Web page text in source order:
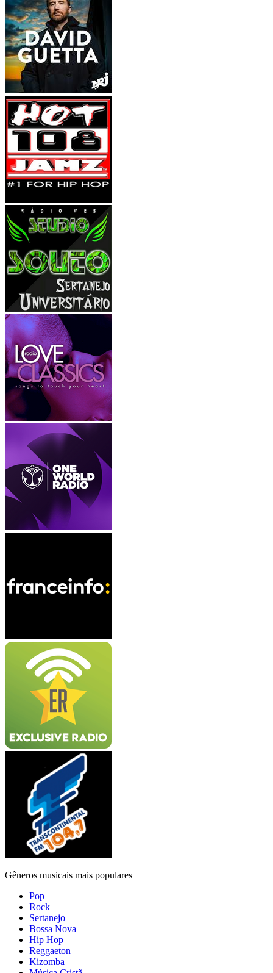
Gêneros musicais mais populares
Pop
Rock
Sertanejo
Bossa Nova
Hip Hop
Reggaeton
Kizomba